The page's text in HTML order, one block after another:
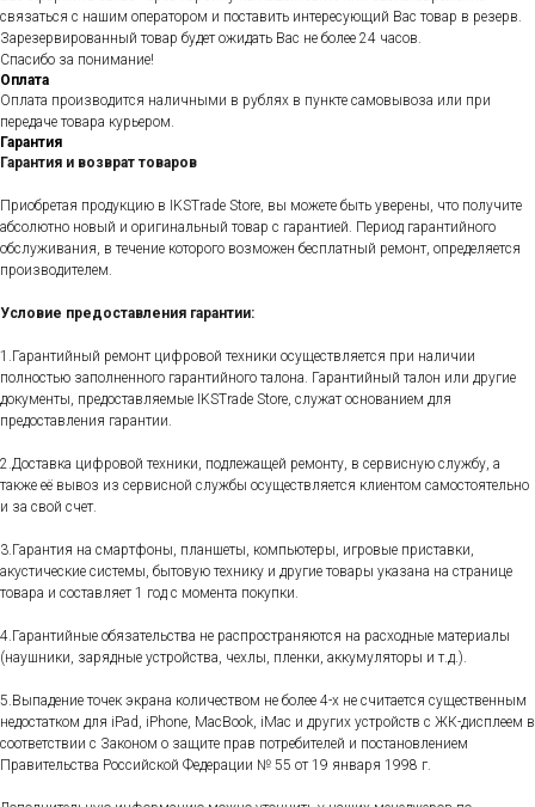
связаться с нашим оператором и поставить интересующий Вас товар в резерв.
Зарезервированный товар будет ожидать Вас не более 24 часов.
Спасибо за понимание!
Оплата
Оплата производится наличными в рублях в пункте самовывоза или при
передаче товара курьером.
Гарантия
Гарантия и возврат товаров
Приобретая продукцию в IKSTrade Store, вы можете быть уверены, что получите
абсолютно новый и оригинальный товар с гарантией. Период гарантийного
обслуживания, в течение которого возможен бесплатный ремонт, определяется
производителем.
Условие предоставления гарантии:
1.Гарантийный ремонт цифровой техники осуществляется при наличии
полностью заполненного гарантийного талона. Гарантийный талон или другие
документы, предоставляемые IKSTrade Store, служат основанием для
предоставления гарантии.
2.Доставка цифровой техники, подлежащей ремонту, в сервисную службу, а
также её вывоз из сервисной службы осуществляется клиентом самостоятельно
и за свой счет.
3.Гарантия на смартфоны, планшеты, компьютеры, игровые приставки,
акустические системы, бытовую технику и другие товары указана на странице
товара и составляет 1 год с момента покупки.
4.Гарантийные обязательства не распространяются на расходные материалы
(наушники, зарядные устройства, чехлы, пленки, аккумуляторы и т.д.).
5.Выпадение точек экрана количеством не более 4-х не считается существенным
недостатком для iPad, iPhone, MacBook, iMac и других устройств с ЖК-дисплеем в
соответствии с Законом о защите прав потребителей и постановлением
Правительства Российской Федерации № 55 от 19 января 1998 г.